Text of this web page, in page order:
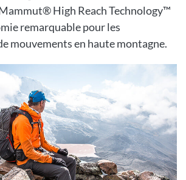
High Reach Technology™
remarquable pour les
mouvements en haute montagne.